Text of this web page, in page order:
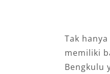
Tak
memiliki
Bengkulu